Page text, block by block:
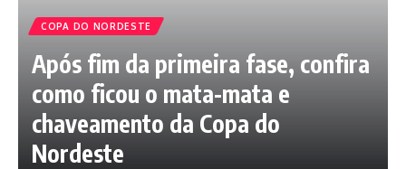
COPA DO NORDESTE
Após fim da primeira fase, confira
como ficou o mata-mata e
chaveamento da Copa do
Nordeste